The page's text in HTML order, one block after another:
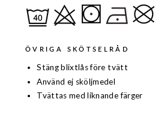
ÖVRIGA SKÖTSELRÅD
Stäng blixtlås före tvätt
Använd ej sköljmedel
Tvättas med liknande färger